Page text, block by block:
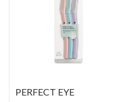
PERFECT EYE